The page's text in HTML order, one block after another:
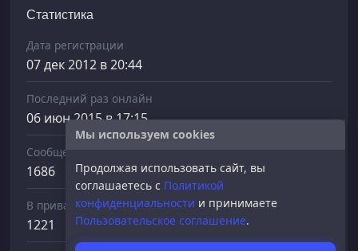
Статистика
Дата регистрации
07 дек 2012 в 20:44
Последний раз онлайн
06 июн 2015 в 17:15
Сообщений отправлено
1686
В приват
1221
Мы используем cookies
Продолжая использовать сайт, вы
соглашаетесь с Политикой
конфиденциальности и принимаете
Пользовательское соглашение.